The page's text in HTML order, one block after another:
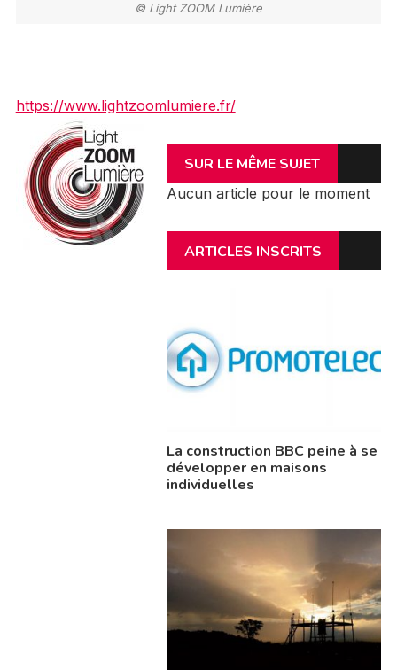
© Light ZOOM Lumière
https://www.lightzoomlumiere.fr/
SUR LE MÊME SUJET
Aucun article pour le moment
ARTICLES INSCRITS
La construction BBC peine à se
développer en maisons
individuelles